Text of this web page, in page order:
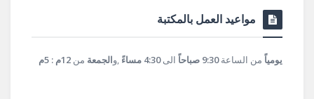
مواعيد العمل بالمكتبة
يومياً من الساعة9:30 صباحاً الى4:30 مساءً ,والجمعة من 12م : 5م